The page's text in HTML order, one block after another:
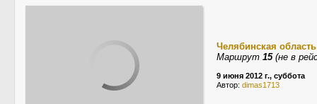
Челябинская область
Маршрут 15(не в
9 июня 2012 г., суббота
Автор: dimas1713